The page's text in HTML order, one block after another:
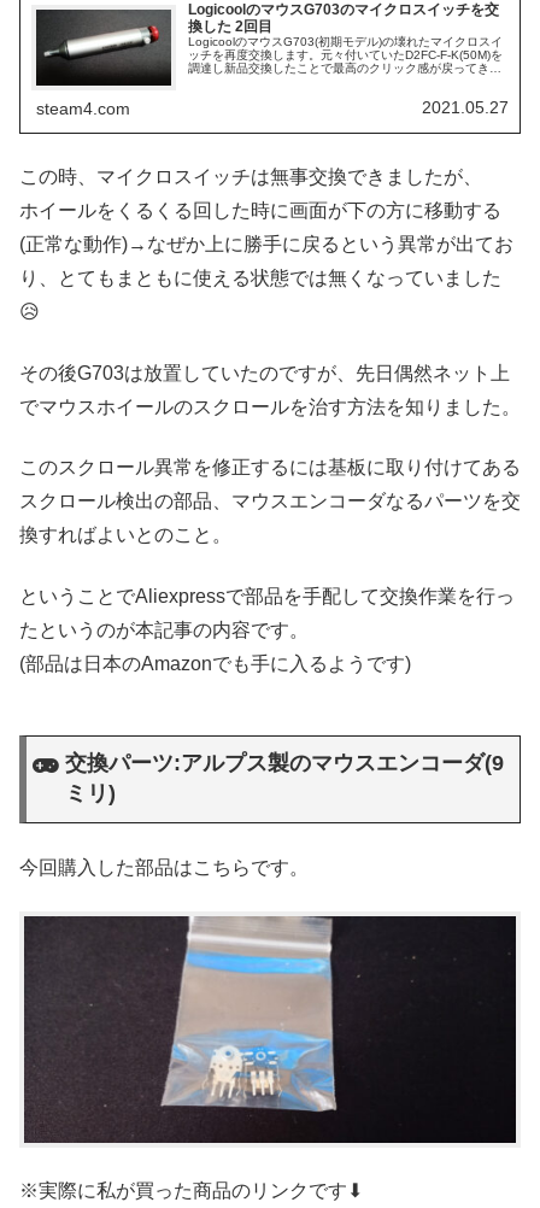
LogicoolのマウスG703のマイクロスイッチを交
換した 2回目
LogicoolのマウスG703(初期モデル)の壊れたマイクロスイ
ッチを再度交換します。元々付いていたD2FC-F-K(50M)を
調達し新品交換したことで最高のクリック感が戻ってきま
steam4.com 2021.05.27
この時、マイクロスイッチは無事交換できましたが、
ホイールをくるくる回した時に画面が下の方に移動する
(正常な動作)→なぜか上に勝手に戻るという異常が出てお
り、とてもまともに使える状態では無くなっていました
😥
その後G703は放置していたのですが、先日偶然ネット上
でマウスホイールのスクロールを治す方法を知りました。
このスクロール異常を修正するには基板に取り付けてある
スクロール検出の部品、マウスエンコーダなるパーツを交
換すればよいとのこと。
ということでAliexpressで部品を手配して交換作業を行っ
たというのが本記事の内容です。
(部品は日本のAmazonでも手に入るようです)
交換パーツ:アルプス製のマウスエンコーダ(9
ミリ)
今回購入した部品はこちらです。
※実際に私が買った商品のリンクです⬇